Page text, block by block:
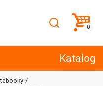
Katalog